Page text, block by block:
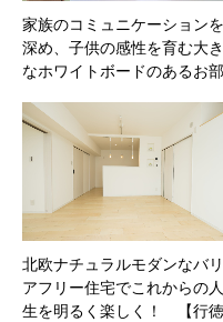
家族のコミュニケーションを
深め、子供の感性を育む大き
なホワイトボードのあるお
北欧ナチュラルモダンなバリ
アフリー住宅でこれからの人
生を明るく楽しく！ 【行